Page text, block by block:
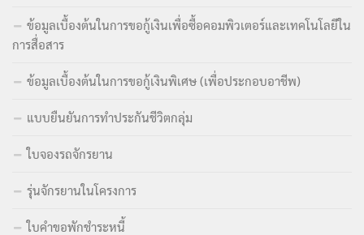
ข้อมูลเบื้องต้นในการขอกู้เงินเพื่อซื้อคอมพิวเตอร์และเทคโนโลยีใน
การสื่อสาร
ข้อมูลเบื้องต้นในการขอกู้เงินพิเศษ (เพื่อประกอบอาชีพ)
แบบยืนยันการทำประกันชีวิตกลุ่ม
ใบจองรถจักรยาน
รุ่นจักรยานในโครงการ
ใบคำขอพักชำระหนี้